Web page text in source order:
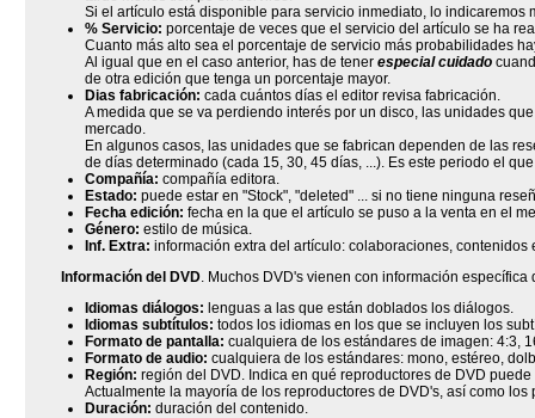
Si el artículo está disponible para servicio inmediato, lo indicaremos
% Servicio: porcentaje de veces que el servicio del artículo se ha
Cuanto más alto sea el porcentaje de servicio más probabilidades
Al igual que en el caso anterior, has de tener especial cuidado
de otra edición que tenga un porcentaje mayor.
Dias fabricación: cada cuántos días el editor revisa fabricación.
A medida que se va perdiendo interés por un disco, las unidades
mercado.
En algunos casos, las unidades que se fabrican dependen de las
de días determinado (cada 15, 30, 45 días, ...). Es este periodo el
Compañía: compañía editora.
Estado: puede estar en "Stock", "deleted" ... si no tiene ninguna
Fecha edición: fecha en la que el artículo se puso a la venta en el
Género: estilo de música.
Inf. Extra: información extra del artículo: colaboraciones, contenidos
Información del DVD. Muchos DVD's vienen con información específica
Idiomas diálogos: lenguas a las que están doblados los diálogos.
Idiomas subtítulos: todos los idiomas en los que se incluyen los
Formato de pantalla: cualquiera de los estándares de imagen: 4:3,
Formato de audio: cualquiera de los estándares: mono, estéreo,
Región: región del DVD. Indica en qué reproductores de DVD
Actualmente la mayoría de los reproductores de DVD's, así como
Duración: duración del contenido.